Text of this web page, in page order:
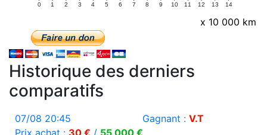
0 1 2 3 4 5 6 7 8 9 10 11 12 13 14
x 10 000 km
Historique des derniers
comparatifs
07/08 20:45 Gagnant : V.T